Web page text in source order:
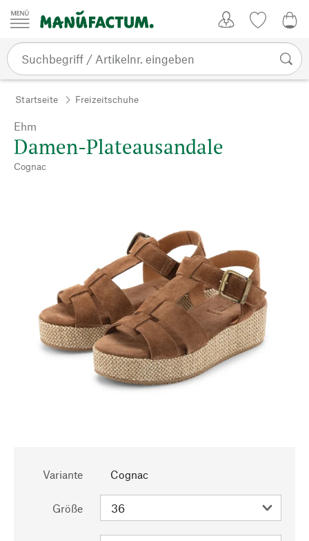
Zum Inhalt springen
Startseite Freizeitschuhe
Ehm
Damen-Plateausandale
Cognac
Variante Cognac
Größe